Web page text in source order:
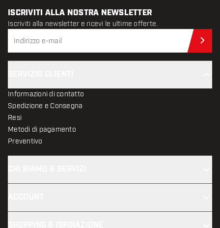
ISCRIVITI ALLA NOSTRA NEWSLETTER
Iscriviti alla newsletter e ricevi le ultime offerte.
Informazioni di contatto
Spedizione e Consegna
Resi
Metodi di pagamento
Preventivo